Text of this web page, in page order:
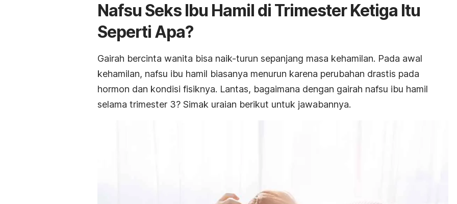
Nafsu Seks Ibu Hamil di Trimester Ketiga Itu
Seperti Apa?
Gairah bercinta wanita bisa naik-turun sepanjang masa kehamilan. Pada awal
kehamilan, nafsu ibu hamil biasanya menurun karena perubahan drastis pada
hormon dan kondisi fisiknya. Lantas, bagaimana dengan gairah nafsu ibu hamil
selama trimester 3? Simak uraian berikut untuk jawabannya.